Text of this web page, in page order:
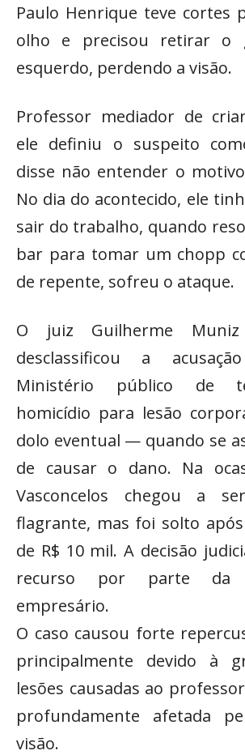
Paulo Henrique teve cortes
olho e precisou retirar o
esquerdo, perdendo a visão.
Professor mediador de
ele definiu o suspeito
disse não entender o
No dia do acontecido, ele
sair do trabalho, quando
bar para tomar um chopp
de repente, sofreu o ataque.
O juiz Guilherme
desclassificou a
Ministério público de
homicídio para lesão
dolo eventual — quando se
de causar o dano. Na
Vasconcelos chegou a
flagrante, mas foi solto
de R$ 10 mil. A decisão
recurso por parte da
empresário.
O caso causou forte
principalmente devido à
lesões causadas ao
profundamente afetada
visão.